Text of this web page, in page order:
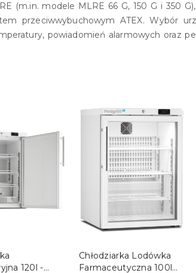
(m.in. modele MLRE 66 G, 150 G i 350
przeciwwybuchowym ATEX. Wybór
powiadomień alarmowych oraz
120l -
KOSZYKA
Chłodziarka Lodówka
Farmaceutyczna 100l
DO KOSZYKA